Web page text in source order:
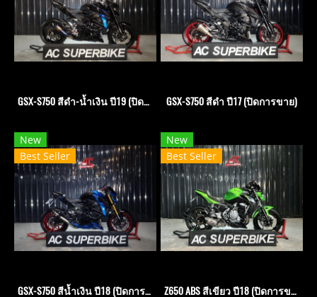
GSX-S750 สีดำ-น้ำเงิน ปี19 (ปิดการขาย) GSX-S750 สีดำ ปี17 (ปิดการขาย)
New
Best Seller
GSX-S750 สีน้ำเงิน ปี18 (ปิดการขาย)
New
Best Seller
Z650 ABS สีเขียว ปี18 (ปิดการขาย)